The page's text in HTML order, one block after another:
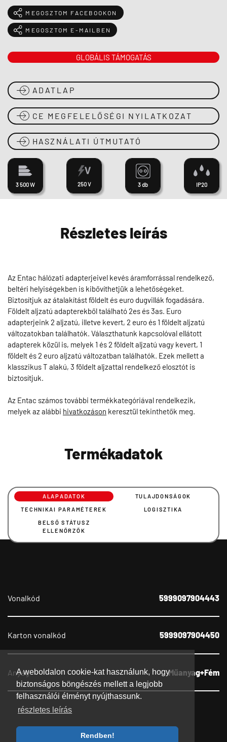
A weboldalon cookie-kat használunk, hogy
biztonságos böngészés mellett a legjobb
felhasználói élményt nyújthassunk.
részletes leírás
Rendben!
MEGOSZTOM FACEBOOKON
MEGOSZTOM E-MAILBEN
GLOBÁLIS TÁMOGATÁS
ADATLAP
CE MEGFELELŐSÉGI NYILATKOZAT
HASZNÁLATI ÚTMUTATÓ
3 500 W 250 V 3 db IP20
Részletes leírás
Az Entac hálózati adapterjeivel kevés áramforrással rendelkező,
beltéri helyiségekben is kibővíthetjük a lehetőségeket.
Biztosítjuk az átalakítást földelt és euro dugvillák fogadására.
Földelt aljzatú adapterekből található 2es és 3as. Euro
adapterjeink 2 aljzatú, illetve kevert, 2 euro és 1 földelt aljzatú
változatokban találhatók. Választhatunk kapcsolóval ellátott
adapterek közül is, melyek 1 és 2 földelt aljzatú vagy kevert, 1
földelt és 2 euro aljzatú változatban találhatók. Ezek mellett a
klasszikus T alakú, 3 földelt aljzattal rendelkező elosztót is
biztosítjuk.
Az Entac számos további termékkategóriával rendelkezik,
melyek az alábbi hivatkozáson keresztül tekinthetők meg.
Termékadatok
ALAPADATOK
TULAJDONSÁGOK
TECHNIKAI PARAMÉTEREK
LOGISZTIKA
BELSŐ STÁTUSZ
ELLENŐRZŐK
Vonalkód 5999097904443
Karton vonalkód 5999097904450
Anyag Műanyag+Fém